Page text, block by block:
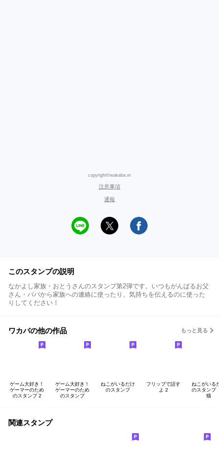
copyright©wakaba.m
注意事項
通報
このスタンプの説明
なかよし家族・おとうさんのスタンプ第2弾です。いつもがんばるお父
さん・パパから家族への連絡に使ったり、気持ちを伝えるのに使った
りしてください！
ワカバの他の作品 もっと見る
ゲーム大好き！
ゲーマーのため
のスタンプ 2
ゲーム大好き！
ゲーマーのため
のスタンプ
ねこがいるだけ
のスタンプ
フリップで話す
よ 2
ねこがいる
のスタン
猫
関連スタンプ